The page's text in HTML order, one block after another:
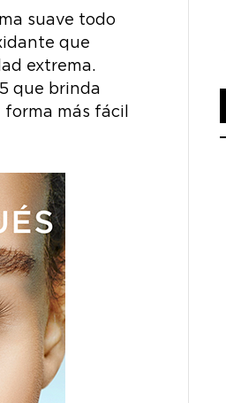
suave todo
que
extrema.
que brinda
más fácil